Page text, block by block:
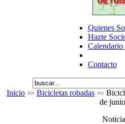
Quienes
Hazte
Calendario
Contacto
Inicio Bicicletas robadas
de
Noticia